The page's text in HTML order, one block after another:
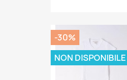
-30%
NON DISPONIBILE